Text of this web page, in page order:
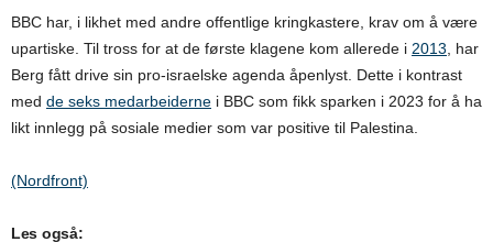
BBC har, i likhet med andre offentlige kringkastere, krav om å være
upartiske. Til tross for at de første klagene kom allerede i 2013 , har
Berg fått drive sin pro-israelske agenda åpenlyst. Dette i kontrast
med de seks medarbeiderne i BBC som fikk sparken i 2023 for å ha
likt innlegg på sosiale medier som var positive til Palestina.
(Nordfront)
Les også: